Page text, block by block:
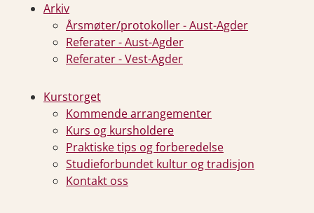
Arkiv
Årsmøter/protokoller - Aust-Agder
Referater - Aust-Agder
Referater - Vest-Agder
Kurstorget
Kommende arrangementer
Kurs og kursholdere
Praktiske tips og forberedelse
Studieforbundet kultur og tradisjon
Kontakt oss